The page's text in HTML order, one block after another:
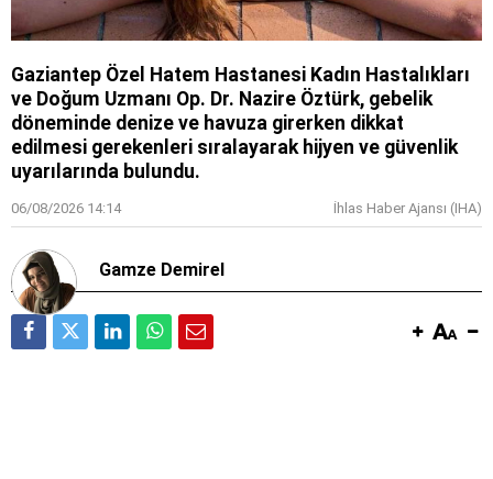
Gaziantep Özel Hatem Hastanesi Kadın Hastalıkları
ve Doğum Uzmanı Op. Dr. Nazire Öztürk, gebelik
döneminde denize ve havuza girerken dikkat
edilmesi gerekenleri sıralayarak hijyen ve güvenlik
uyarılarında bulundu.
06/08/2026 14:14 İhlas Haber Ajansı (IHA)
Gamze Demirel